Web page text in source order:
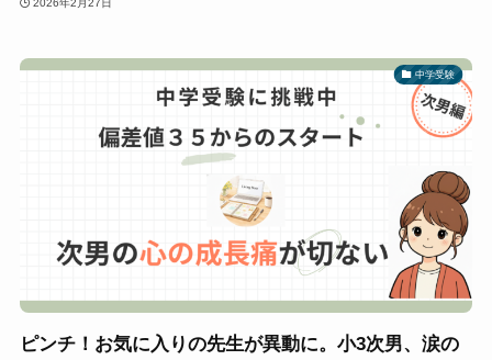
2026年2月27日
中学受験
ピンチ！お気に入りの先生が異動に。小3次男、涙の